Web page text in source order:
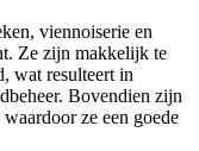
viennoiserie en
Ze zijn makkelijk te
wat resulteert in
Bovendien zijn
ze een goede